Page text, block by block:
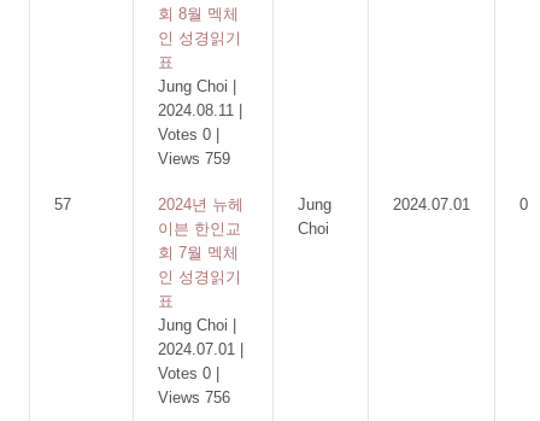
회 8월 멕체
인 성경읽기
표
Jung Choi
2024.08.11
Votes 0
Views 759
57
2024년 뉴헤
이븐 한인교
회 7월 멕체
인 성경읽기
표
Jung Choi
2024.07.01
Votes 0
Views 756
Jung
Choi
2024.07.01 0